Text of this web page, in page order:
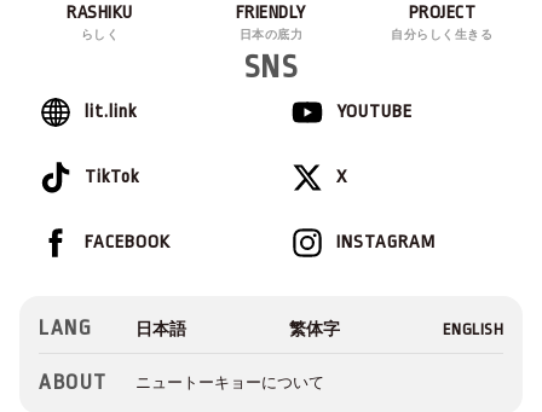
RASHIKU
らしく
FRIENDLY
日本の底力
PROJECT
自分らしく生きる
SNS
lit.link YOUTUBE
TikTok X
INSTAGRAM
FACEBOOK
LANG
ABOUT ニュートーキョーについて